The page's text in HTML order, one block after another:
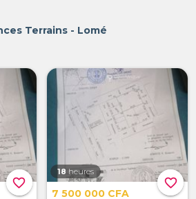
Terrains - Lomé
favorite_border favorite_border
18 heures
7 500 000 CFA